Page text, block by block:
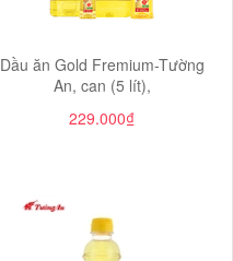
Dầu ăn Gold Fremium-Tường
An, can (5 lít),
229.000₫